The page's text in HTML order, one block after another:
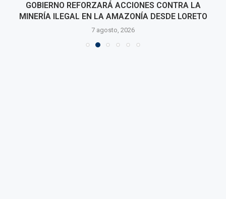
GOBIERNO REFORZARÁ ACCIONES CONTRA LA
MINERÍA ILEGAL EN LA AMAZONÍA DESDE LORETO
7 agosto, 2026